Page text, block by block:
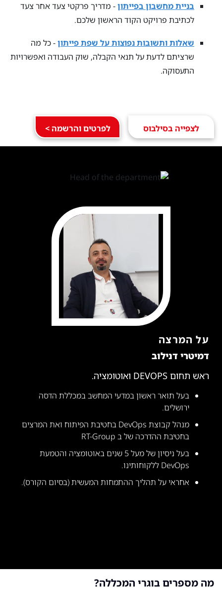
בניית מחשבון בפייתון- מדריך פרקטי צעד אחר צעד
לכתיבת פרויקט הקוד הראשון שלכם.
שאלות ותשובות נפוצות על שפת פייתון- כל מה
שרציתם לדעת על תנאי הקבלה, שוק העבודה ואפשרויות
התעסוקה.
לצפייה בסילבוס לפרטים והרשמה >
על המרצה
דמיטרי דנילוב
ראש תחום DEVOPS ואוטומציה.
בעל תואר ראשון במדעי המחשב במכללת הדסה
ירושלים.
מנהל קבוצת DevOps בחטיבת הפיתוח ואת המרצים
בחטיבת ההדרכה של ב RT-Group
בעל ניסיון של מעל 5 שנים באוטומציה והטמעת
DevOps ללקוחותינו.
אחראי על תהליך ההתמחות המעשית (בסיום הקורס).
מה מספרים בוגרי המכללה?